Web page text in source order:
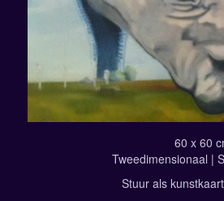
60 x 60
Tweedimensionaal |
Stuur als